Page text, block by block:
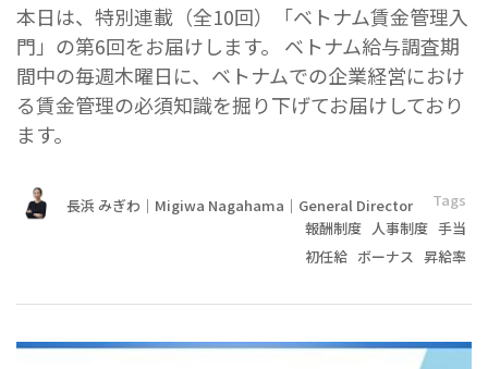
本日は、特別連載（全10回）「ベトナム賃金管理入
門」の第6回をお届けします。 ベトナム給与調査期
間中の毎週木曜日に、ベトナムでの企業経営におけ
る賃金管理の必須知識を掘り下げてお届けしており
ます。
長浜 みぎわ｜Migiwa Nagahama｜General Director
Tags
報酬制度 人事制度 手当
初任給 ボーナス 昇給率